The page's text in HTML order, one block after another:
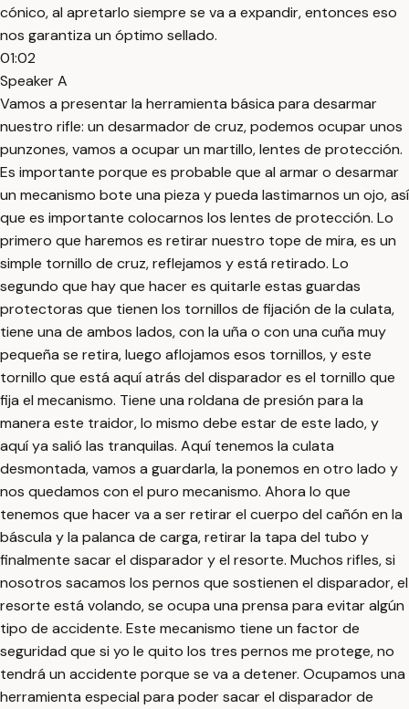
cónico, al apretarlo siempre se va a expandir, entonces eso
nos garantiza un óptimo sellado.
01:02
Speaker A
Vamos a presentar la herramienta básica para desarmar
nuestro rifle: un desarmador de cruz, podemos ocupar unos
punzones, vamos a ocupar un martillo, lentes de protección.
Es importante porque es probable que al armar o desarmar
un mecanismo bote una pieza y pueda lastimarnos un ojo, así
que es importante colocarnos los lentes de protección. Lo
primero que haremos es retirar nuestro tope de mira, es un
simple tornillo de cruz, reflejamos y está retirado. Lo
segundo que hay que hacer es quitarle estas guardas
protectoras que tienen los tornillos de fijación de la culata,
tiene una de ambos lados, con la uña o con una cuña muy
pequeña se retira, luego aflojamos esos tornillos, y este
tornillo que está aquí atrás del disparador es el tornillo que
fija el mecanismo. Tiene una roldana de presión para la
manera este traidor, lo mismo debe estar de este lado, y
aquí ya salió las tranquilas. Aquí tenemos la culata
desmontada, vamos a guardarla, la ponemos en otro lado y
nos quedamos con el puro mecanismo. Ahora lo que
tenemos que hacer va a ser retirar el cuerpo del cañón en la
báscula y la palanca de carga, retirar la tapa del tubo y
finalmente sacar el disparador y el resorte. Muchos rifles, si
nosotros sacamos los pernos que sostienen el disparador, el
resorte está volando, se ocupa una prensa para evitar algún
tipo de accidente. Este mecanismo tiene un factor de
seguridad que si yo le quito los tres pernos me protege, no
tendrá un accidente porque se va a detener. Ocupamos una
herramienta especial para poder sacar el disparador de